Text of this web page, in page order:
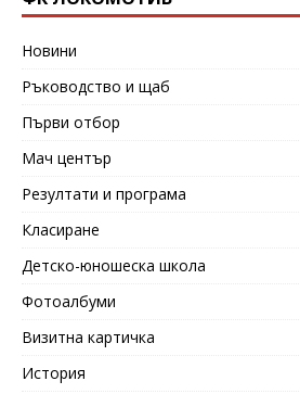
Новини
Ръководство и щаб
Първи отбор
Мач център
Резултати и програма
Класиране
Детско-юношеска школа
Фотоалбуми
Визитна картичка
История